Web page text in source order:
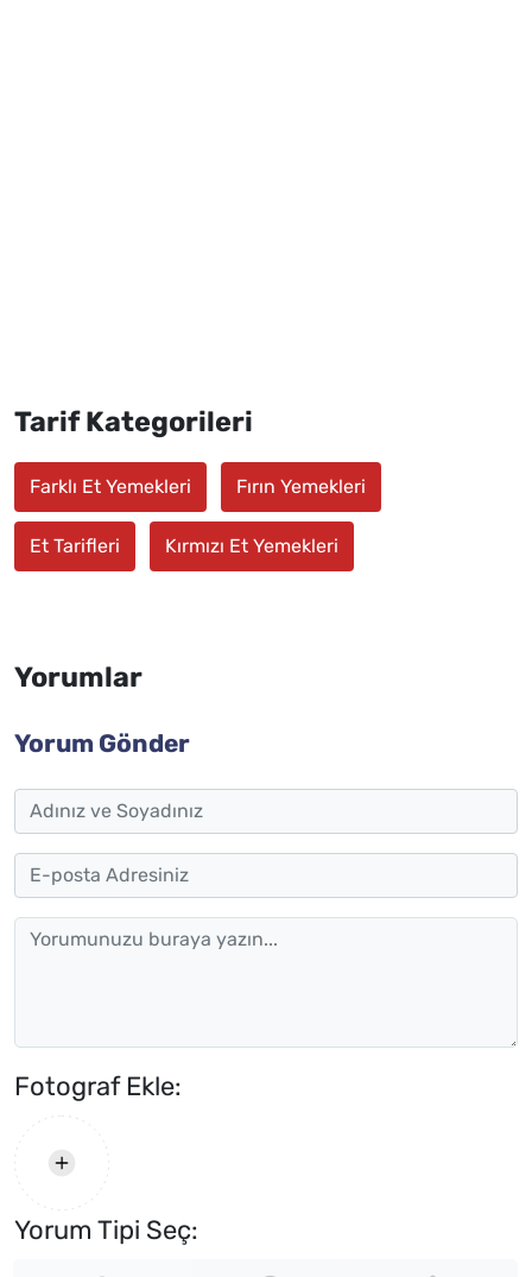
Tarif Kategorileri
Farklı Et Yemekleri Fırın Yemekleri
Et Tarifleri Kırmızı Et Yemekleri
Yorumlar
Yorum Gönder
Fotograf Ekle:
Yorum Tipi Seç: